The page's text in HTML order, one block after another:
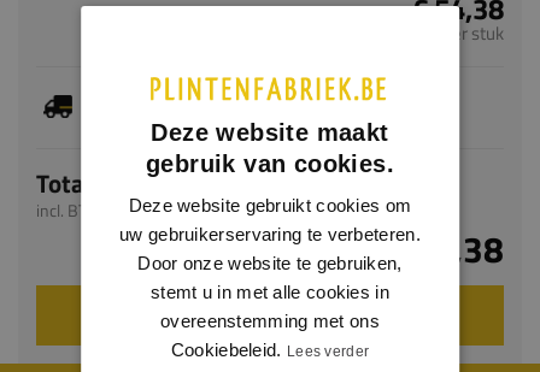
per stuk
Dit artikel is voorradig, de verwachte levertijd
Totaal
incl. BTW
€ 54,38
VOEG TOE AAN WINKELWAGEN
Deze website maakt
gebruik van cookies.
Deze website gebruikt cookies om
uw gebruikerservaring te verbeteren.
Door onze website te gebruiken,
stemt u in met alle cookies in
overeenstemming met ons
Cookiebeleid. Lees verder